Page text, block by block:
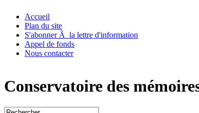
Accueil
Plan du site
S'abonner Ã la lettre d'information
Appel de fonds
Nous contacter
Conservatoire des